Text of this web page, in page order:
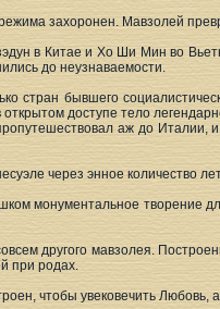
захоронен. Мавзолей
в Китае и Хо Ши Мин во
до неузнаваемости.
стран бывшего
доступе тело
аж до Италии,
через энное количество
монументальное творение
другого мавзолея.
при родах.
чтобы увековечить Любовь,